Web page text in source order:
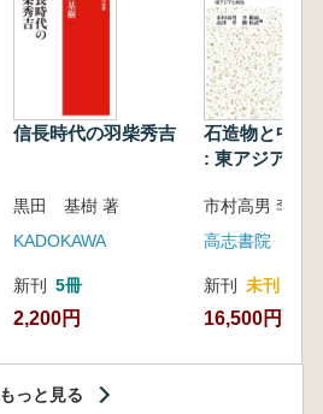
信長時代の羽柴秀吉
黒田 基樹 著
KADOKAWA
新刊 5冊
2,200円
石造物と中世
: 東アジアと
高志書院
新刊 未刊
16,500円
もっと見る